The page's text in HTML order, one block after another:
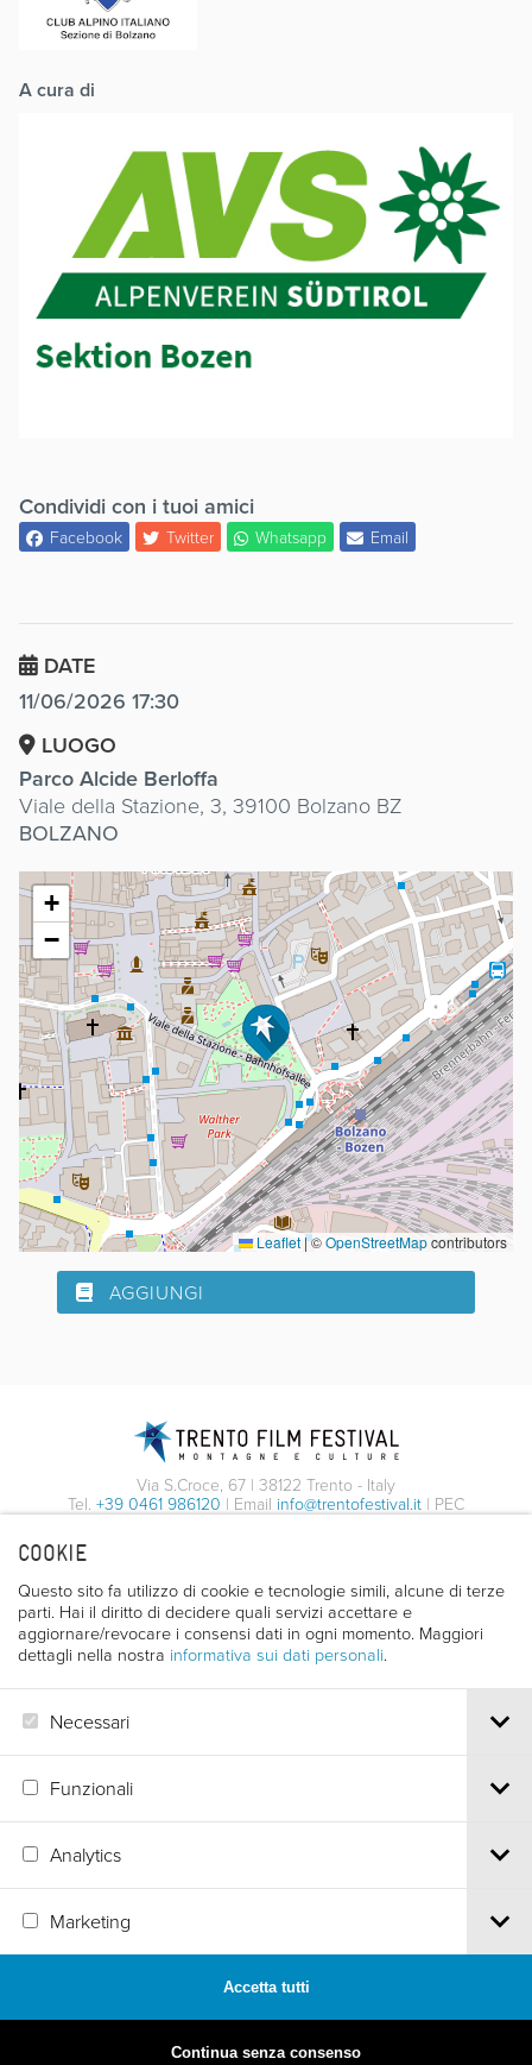
COOKIE
Questo sito fa utilizzo di cookie e tecnologie simili, alcune di terze
parti. Hai il diritto di decidere quali servizi accettare e
aggiornare/revocare i consensi dati in ogni momento. Maggiori
dettagli nella nostra informativa sui dati personali.
Necessari
Funzionali
Analytics
Marketing
Accetta tutti
Continua senza consenso
A cura di
Condividi con i tuoi amici
Facebook Twitter Whatsapp Email
DATE
11/06/2026 17:30
LUOGO
Parco Alcide Berloffa
Viale della Stazione, 3, 39100 Bolzano BZ
BOLZANO
+
−
Leaflet |©OpenStreetMapcontributors
AGGIUNGI
Via S.Croce, 67 | 38122 Trento - Italy
Tel. +39 0461 986120 | Email info@trentofestival.it | PEC
trentofilmfestival@pec.it